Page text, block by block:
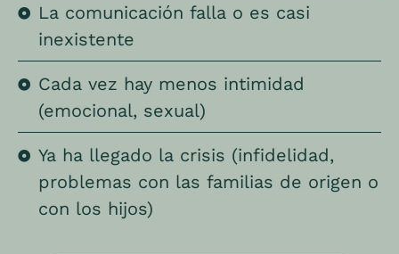
La comunicación falla o es casi
inexistente
Cada vez hay menos intimidad
(emocional, sexual)
Ya ha llegado la crisis (infidelidad,
problemas con las familias de origen o
con los hijos)